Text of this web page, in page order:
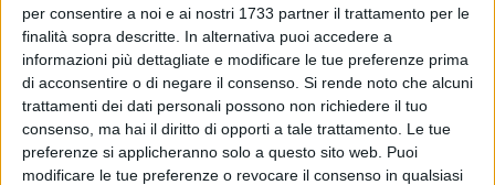
per consentire a noi e ai nostri 1733 partner il trattamento per le
finalità sopra descritte. In alternativa puoi accedere a
informazioni più dettagliate e modificare le tue preferenze prima
di acconsentire o di negare il consenso. Si rende noto che alcuni
trattamenti dei dati personali possono non richiedere il tuo
consenso, ma hai il diritto di opporti a tale trattamento. Le tue
preferenze si applicheranno solo a questo sito web. Puoi
modificare le tue preferenze o revocare il consenso in qualsiasi
Nuovi arresti nel clan Capriati, che continua ad imperversare
nel territorio di Bari e non solo. Dalle prime luci dell'alba, in
città e in provincia, è in corso una vasta operazione della
Polizia di Stato che ha portato all'arresto di 21 persone, tra
esponenti di spicco e gregari del "famoso" clan barese,
operante nel Borgo Antico ed in altri quartieri cittadini.